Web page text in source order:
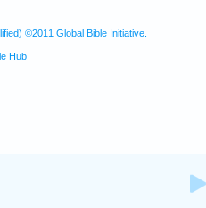
©2011 Global Bible Initiative.
Hub